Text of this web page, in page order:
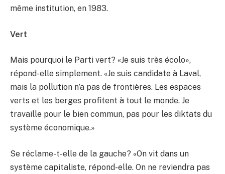
même institution, en 1983.
Vert
Mais pourquoi le Parti vert? «Je suis très écolo»,
répond-elle simplement. «Je suis candidate à Laval,
mais la pollution n’a pas de frontières. Les espaces
verts et les berges profitent à tout le monde. Je
travaille pour le bien commun, pas pour les diktats du
système économique.»
Se réclame-t-elle de la gauche? «On vit dans un
système capitaliste, répond-elle. On ne reviendra pas